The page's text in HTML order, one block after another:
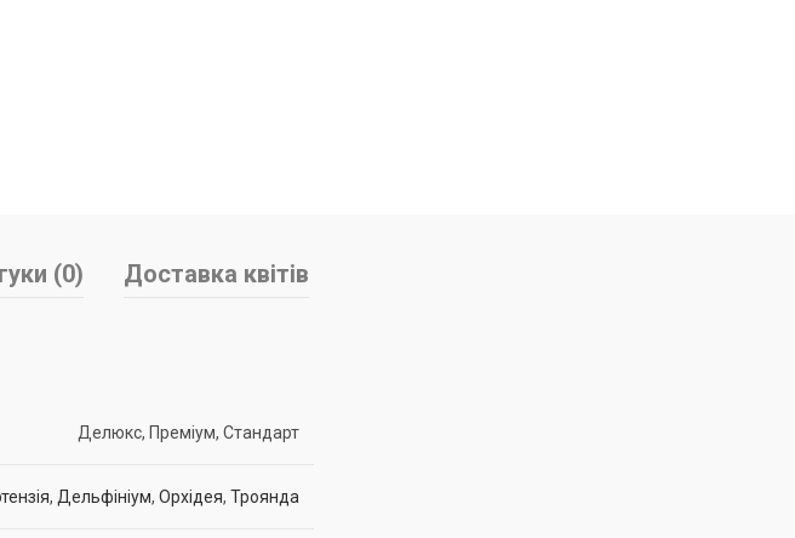
(0) Доставка квітів
Делюкс, Преміум, Стандарт
, Дельфініум, Орхідея, Троянда